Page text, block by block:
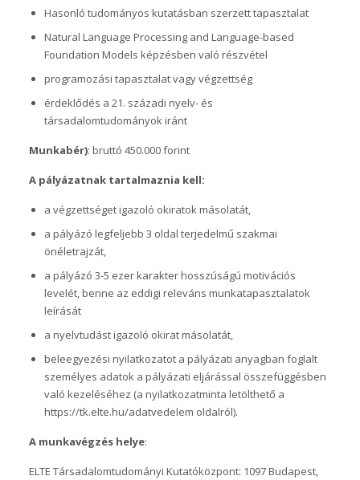
Hasonló tudományos kutatásban szerzett tapasztalat
Natural Language Processing and Language-based
Foundation Models képzésben való részvétel
programozási tapasztalat vagy végzettség
érdeklődés a 21. századi nyelv- és
társadalomtudományok iránt
Munkabér): bruttó 450.000 forint
A pályázatnak tartalmaznia kell:
a végzettséget igazoló okiratok másolatát,
a pályázó legfeljebb 3 oldal terjedelmű szakmai
önéletrajzát,
a pályázó 3-5 ezer karakter hosszúságú motivációs
levelét, benne az eddigi releváns munkatapasztalatok
leírását
a nyelvtudást igazoló okirat másolatát,
beleegyezési nyilatkozatot a pályázati anyagban foglalt
személyes adatok a pályázati eljárással összefüggésben
való kezeléséhez (a nyilatkozatminta letölthető a
https://tk.elte.hu/adatvedelem oldalról).
A munkavégzés helye:
ELTE Társadalomtudományi Kutatóközpont: 1097 Budapest,